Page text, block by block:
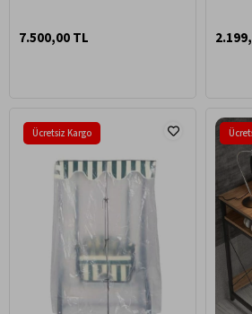
7.500,00 TL
Ücretsiz Kargo